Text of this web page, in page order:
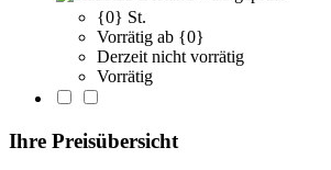
{0} St.
Vorrätig ab {0}
Derzeit nicht vorrätig
Vorrätig
Ihre Preisübersicht